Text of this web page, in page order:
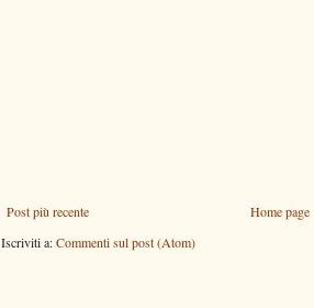
Post più recente
Home page
Iscriviti a:Commenti sul post (Atom)